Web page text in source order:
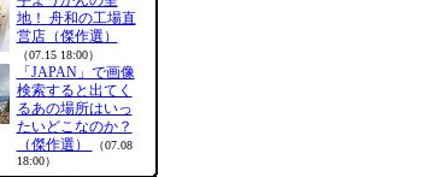
地！ 舟和の工場直
営店（傑作選）
（07.15 18:00）
「JAPAN」で画像
検索すると出てく
るあの場所はいっ
たいどこなのか？
（傑作選）
（07.08
18:00）